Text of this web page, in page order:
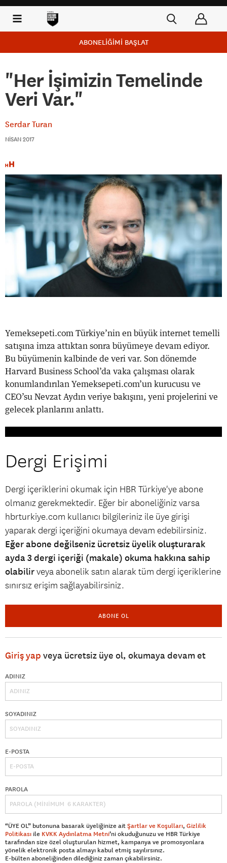
ABONELİĞİMİ BAŞLAT
"Her İşimizin Temelinde
Veri Var."
Serdar Turan
NISAN 2017
Yemeksepeti.com Türkiye’nin en büyük internet temelli
satışına imza attıktan sonra büyümeye devam ediyor.
Bu büyümenin kalbinde de veri var. Son dönemde
Harvard Business School’da vaka çalışması olarak
konumlandırılan Yemeksepeti.com’un kurucusu ve
CEO’su Nevzat Aydın veriye bakışını, yeni projelerini ve
gelecek planlarını anlattı.
Dergi Erişimi
Dergi içeriklerini okumak için HBR Türkiye'ye abone
olmanız gerekmektedir. Eğer bir aboneliğiniz varsa
hbrturkiye.com kullanıcı bilgileriniz ile üye girişi
yaparak dergi içeriğini okumaya devam edebilirsiniz.
Eğer abone değilseniz ücretsiz üyelik oluşturarak
ayda 3 dergi içeriği (makale) okuma hakkına sahip
olabilirveya abonelik satın alarak tüm dergi içeriklerine
sınırsız erişim sağlayabilirsiniz.
ABONE OL
Giriş yap veya ücretsiz üye ol, okumaya devam et
ADINIZ
SOYADINIZ
E-POSTA
PAROLA
“ÜYE OL” butonuna basarak üyeliğinize aitŞartlar ve Koşulları, Gizlilik
Politikası ile KVKK Aydınlatma Metni’ni okuduğunuzu ve HBR Türkiye
tarafından size özel oluşturulan hizmet, kampanya ve promosyonlara
yönelik elektronik posta almayı kabul etmiş sayılırsınız.
E-bülten aboneliğinden dilediğiniz zaman çıkabilirsiniz.